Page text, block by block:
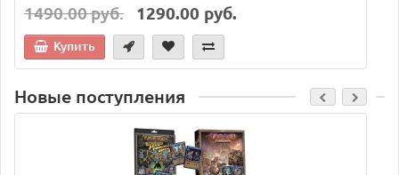
1490.00 руб. 1290.00 руб.
Купить
Новые поступления